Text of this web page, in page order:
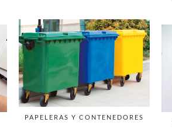
PAPELERAS Y CONTENEDORES